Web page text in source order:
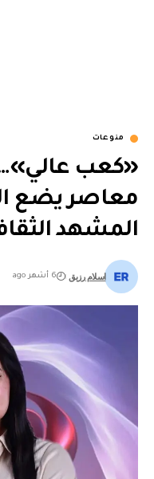
منوعات
«كعب عالي»…
معاصر يضع
المشهد
اسلام رزيق 6 أشهر ago